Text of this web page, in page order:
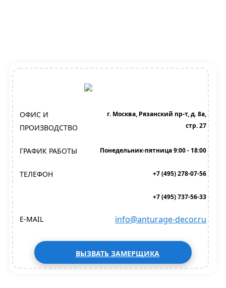
ОФИС И
ПРОИЗВОДСТВО
г. Москва, Рязанский пр-т, д. 8а,
стр. 27
ГРАФИК РАБОТЫ Понедельник-пятница 9:00 - 18:00
ТЕЛЕФОН +7 (495) 278-07-56
+7 (495) 737-56-33
E-MAIL info@anturage-decor.ru
ВЫЗВАТЬ ЗАМЕРЩИКА